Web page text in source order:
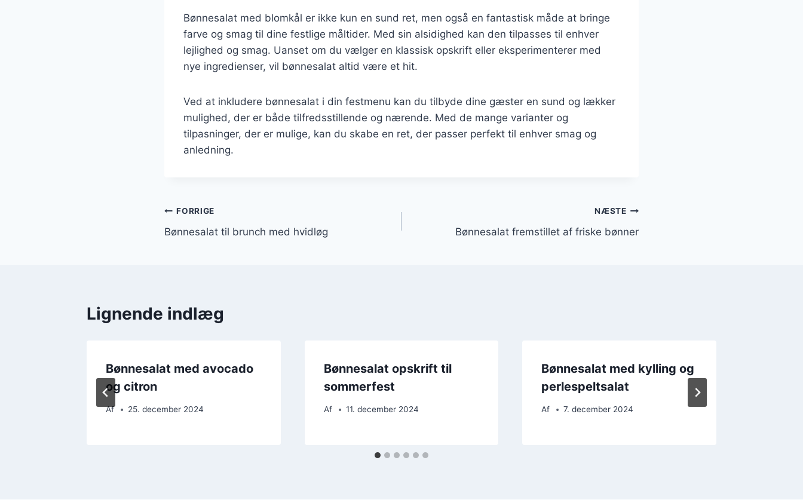
Bønnesalat med blomkål er ikke kun en sund ret, men også en fantastisk måde at bringe
farve og smag til dine festlige måltider. Med sin alsidighed kan den tilpasses til enhver
lejlighed og smag. Uanset om du vælger en klassisk opskrift eller eksperimenterer med
nye ingredienser, vil bønnesalat altid være et hit.
Ved at inkludere bønnesalat i din festmenu kan du tilbyde dine gæster en sund og lækker
mulighed, der er både tilfredsstillende og nærende. Med de mange varianter og
tilpasninger, der er mulige, kan du skabe en ret, der passer perfekt til enhver smag og
anledning.
Indlægsnavigation
FORRIGE
Bønnesalat til brunch med hvidløg
NÆSTE
Bønnesalat fremstillet af friske bønner
Lignende indlæg
Bønnesalat med avocado
og citron
Af 25. december 2024
Bønnesalat opskrift til
sommerfest
Af 11. december 2024
Bønnesalat med kylling og
perlespeltsalat
Af 7. december 2024